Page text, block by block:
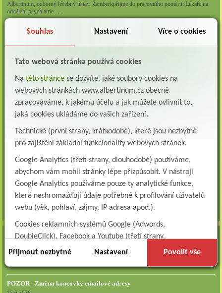
Albertinum, odborný léčebný ústav, Žamberkpřijme do pracovního poměru: Lékaře na
oddělení psychiatrie ...
Lékař oddělení pneumologie a ftizeologie (plicní oddělení)
Přidejte se k nám Do našeho týmu přijmeme všeobecnou nebo praktickou sestru na
lůžkové oddělení následné a dlouhodobé pé...
Všeobecná sestra na plicní oddělení
Albertinum, odborný léčebný ústav, přijme do pracovního poměru: VŠEOBECNÁ
Logoped/klinický logoped
KLINICKÉHO LOGOPEDA Nab...
Ergoterapeut/ka
poměru: ERGOTERAPEUTA, EGOTERAPEUTKU Požadujeme:odbornou způsobi...
všechna volná místa »
AKTUALITY
Zapojte se do naší fotosoutěže!
POZOR - Změna koncovky emailové adresy
Souhlas Nastavení Více o cookies
Tato webová stránka používá cookies
Na této stránce se dozvíte, jaké soubory cookies na
webových stránkách www.albertinum.cz obecně
zpracováváme, k jakému účelu a jak můžete ovlivnit to,
jaká cookies ukládáme do vašich zařízení.
Technické (první strany, krátkodobé), které jsou nezbytné
pro zajištění základní funkcionality webových stránek.
Google Analytics (třetí strany, dlouhodobé) používáme,
abychom vám mohli stránky lépe přizpůsobit. V nástroji
Google Analytics používáme pouze ty analytické funkce,
které neshromažďují údaje potřebné k profilování uživatelů
webu (věk, pohlaví, zájmy, IP adresa apod.).
Cookies reklamních systémů Google (Adwords,
DoubleClick), Facebook a Youtube (třetí strany,
dlouhodobé). Tyto
cookiesslouží k marketingovému
například prostřednictvím personalizované reklamy na
sociálních sítích.
Přijmout nezbytné Nastavení Povolit vše